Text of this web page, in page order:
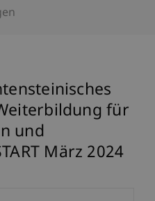
für
und
März 2024